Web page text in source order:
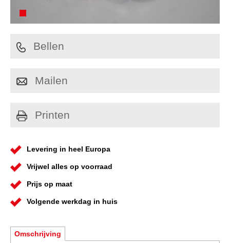
Bellen
Mailen
Printen
Levering in heel Europa
Vrijwel alles op voorraad
Prijs op maat
Volgende werkdag in huis
Omschrijving